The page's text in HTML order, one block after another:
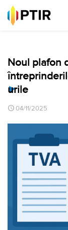
Noul plafon
urile
04/11/2025